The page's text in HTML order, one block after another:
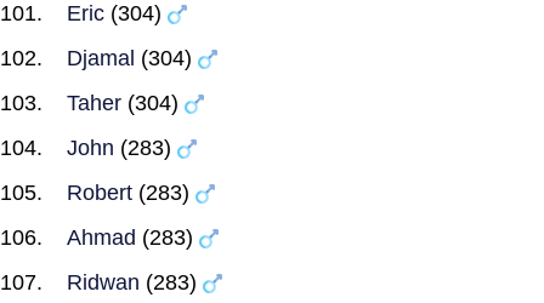
Eric (304)
Djamal (304)
Taher (304)
John (283)
Robert (283)
Ahmad (283)
Ridwan (283)